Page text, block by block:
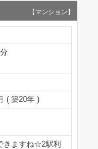
【マンション】
( 築20年 )
きますね☆2駅利